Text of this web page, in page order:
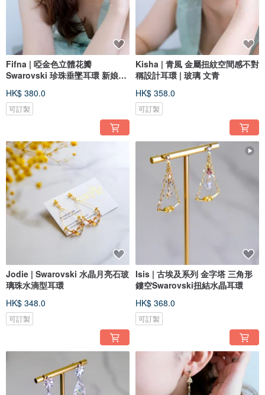
Fifna | 啞金色立體花瓣
Swarovski 珍珠垂墜耳環 新娘耳
HK$ 380.0
可訂製
Kisha | 青風 金屬扭紋空間感不對
稱設計耳環 | 玻璃 文青
HK$ 358.0
可訂製
Jodie | Swarovski 水晶月亮石玻
璃珠水滴型耳環
HK$ 348.0
可訂製
Isis | 古埃及系列 金字塔 三角形
鏤空Swarovski扭結水晶耳環
HK$ 368.0
可訂製